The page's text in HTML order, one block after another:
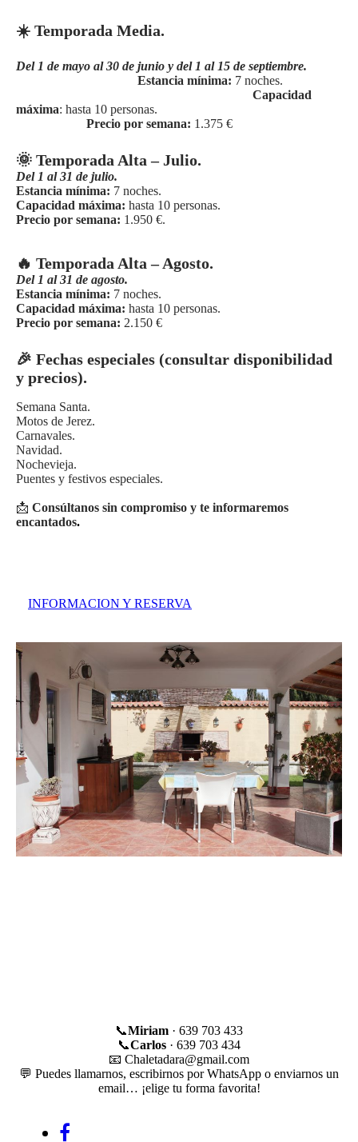
☀️ Temporada Media.
Del 1 de mayo al 30 de junio y del 1 al 15 de septiembre.
Estancia mínima: 7 noches.
Capacidad
máxima: hasta 10 personas.
Precio por semana: 1.375 €
🌞 Temporada Alta – Julio.
Del 1 al 31 de julio.
Estancia mínima: 7 noches.
Capacidad máxima: hasta 10 personas.
Precio por semana: 1.950 €.
🔥 Temporada Alta – Agosto.
Del 1 al 31 de agosto.
Estancia mínima: 7 noches.
Capacidad máxima: hasta 10 personas.
Precio por semana: 2.150 €
🎉 Fechas especiales (consultar disponibilidad
y precios).
Semana Santa.
Motos de Jerez.
Carnavales.
Navidad.
Nochevieja.
Puentes y festivos especiales.
📩 Consúltanos sin compromiso y te informaremos
encantados.
INFORMACION Y RESERVA
📞Miriam · 639 703 433
📞Carlos · 639 703 434
📧 Chaletadara@gmail.com
💬 Puedes llamarnos, escribirnos por WhatsApp o enviarnos un
email… ¡elige tu forma favorita!